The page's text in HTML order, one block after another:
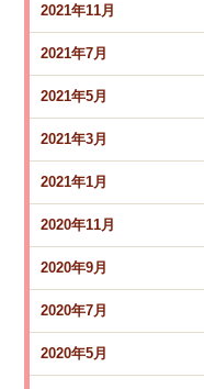
2021年11月
2021年7月
2021年5月
2021年3月
2021年1月
2020年11月
2020年9月
2020年7月
2020年5月